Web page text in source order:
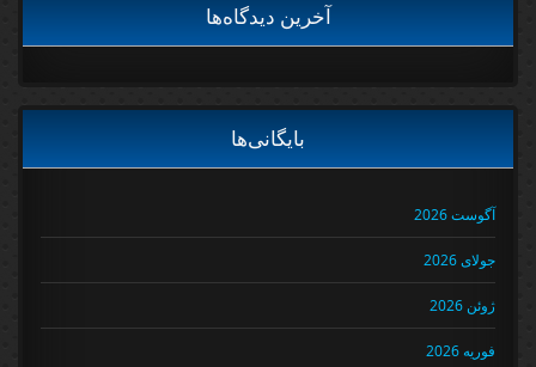
آخرین دیدگاه‌ها
بایگانی‌ها
آگوست 2026
جولای 2026
ژوئن 2026
فوریه 2026